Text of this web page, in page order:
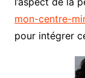
mon-centre-
pour intégrer